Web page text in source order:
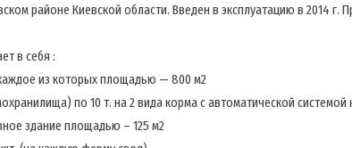
районе Киевской области. Введен в эксплуатацию в 2014 г.
в себя :
из которых площадью — 800 м2
по 10 т. на 2 вида корма с автоматической системой
здание площадью – 125 м2